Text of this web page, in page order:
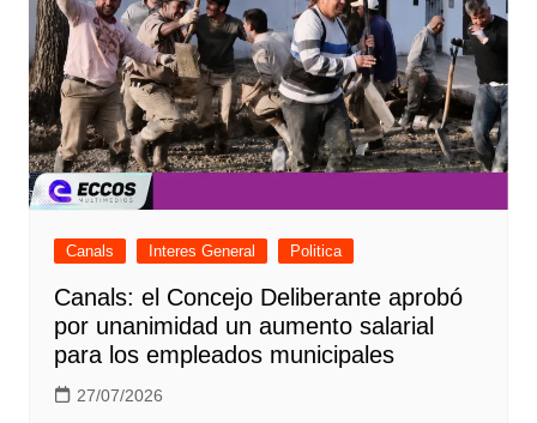
Canals Interes General Politica
Canals: el Concejo Deliberante aprobó
por unanimidad un aumento salarial
para los empleados municipales
27/07/2026